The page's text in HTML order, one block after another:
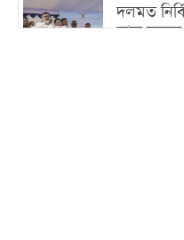
দলমত
কাজ করতে